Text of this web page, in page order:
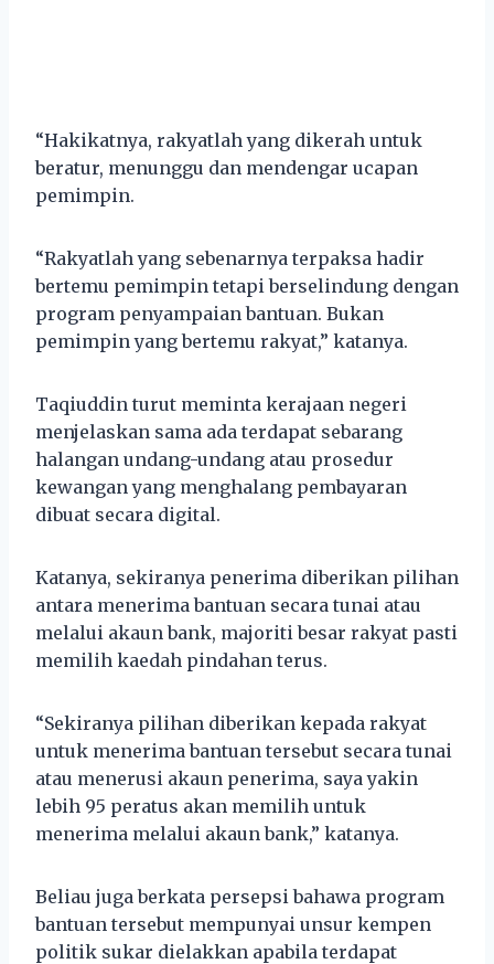
“Hakikatnya, rakyatlah yang dikerah untuk
beratur, menunggu dan mendengar ucapan
pemimpin.
“Rakyatlah yang sebenarnya terpaksa hadir
bertemu pemimpin tetapi berselindung dengan
program penyampaian bantuan. Bukan
pemimpin yang bertemu rakyat,” katanya.
Taqiuddin turut meminta kerajaan negeri
menjelaskan sama ada terdapat sebarang
halangan undang-undang atau prosedur
kewangan yang menghalang pembayaran
dibuat secara digital.
Katanya, sekiranya penerima diberikan pilihan
antara menerima bantuan secara tunai atau
melalui akaun bank, majoriti besar rakyat pasti
memilih kaedah pindahan terus.
“Sekiranya pilihan diberikan kepada rakyat
untuk menerima bantuan tersebut secara tunai
atau menerusi akaun penerima, saya yakin
lebih 95 peratus akan memilih untuk
menerima melalui akaun bank,” katanya.
Beliau juga berkata persepsi bahawa program
bantuan tersebut mempunyai unsur kempen
politik sukar dielakkan apabila terdapat